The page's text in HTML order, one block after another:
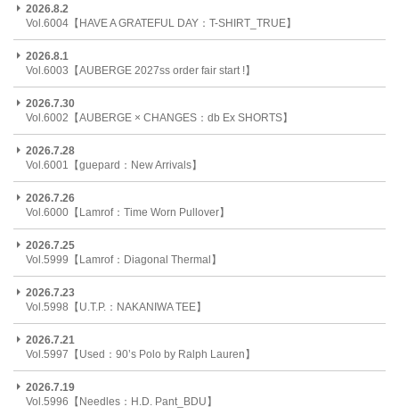
2026.8.2
Vol.6004【HAVE A GRATEFUL DAY：T-SHIRT_TRUE】
2026.8.1
Vol.6003【AUBERGE 2027ss order fair start !】
2026.7.30
Vol.6002【AUBERGE × CHANGES：db Ex SHORTS】
2026.7.28
Vol.6001【guepard：New Arrivals】
2026.7.26
Vol.6000【Lamrof：Time Worn Pullover】
2026.7.25
Vol.5999【Lamrof：Diagonal Thermal】
2026.7.23
Vol.5998【U.T.P.：NAKANIWA TEE】
2026.7.21
Vol.5997【Used：90’s Polo by Ralph Lauren】
2026.7.19
Vol.5996【Needles：H.D. Pant_BDU】